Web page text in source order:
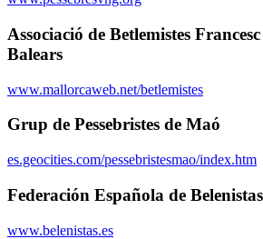
Associació de Betlemistes
Balears
www.mallorcaweb.net/betlemistes
Grup de Pessebristes de Maó
es.geocities.com/pessebristesmao/index.htm
Federación Española de Belenistas
www.belenistas.es